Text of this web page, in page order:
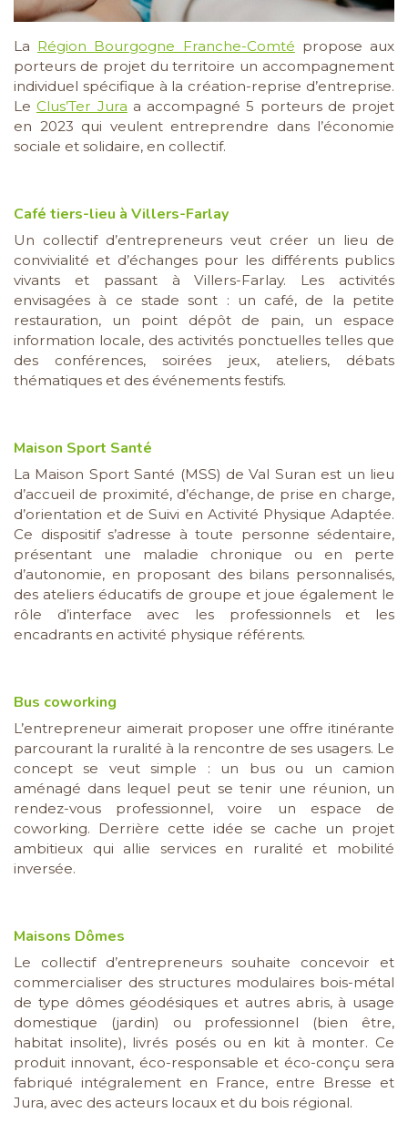
La Région Bourgogne Franche-Comté propose aux
porteurs de projet du territoire un accompagnement
individuel spécifique à la création-reprise d’entreprise.
LeClus’Ter Jura a accompagné 5 porteurs de projet
en 2023 qui veulent entreprendre dans l’économie
sociale et solidaire, en collectif.
Café tiers-lieu à Villers-Farlay
Un collectif d’entrepreneurs veut créer un lieu de
convivialité et d’échanges pour les différents publics
vivants et passant à Villers-Farlay. Les activités
envisagées à ce stade sont : un café, de la petite
restauration, un point dépôt de pain, un espace
information locale, des activités ponctuelles telles que
des conférences, soirées jeux, ateliers, débats
thématiques et des événements festifs.
Maison Sport Santé
La Maison Sport Santé (MSS) de Val Suran est un lieu
d’accueil de proximité, d’échange, de prise en charge,
d’orientation et de Suivi en Activité Physique Adaptée.
Ce dispositif s’adresse à toute personne sédentaire,
présentant une maladie chronique ou en perte
d’autonomie, en proposant des bilans personnalisés,
des ateliers éducatifs de groupe et joue également le
rôle d’interface avec les professionnels et les
encadrants en activité physique référents.
Bus coworking
L’entrepreneur aimerait proposer une offre itinérante
parcourant la ruralité à la rencontre de ses usagers. Le
concept se veut simple : un bus ou un camion
aménagé dans lequel peut se tenir une réunion, un
rendez-vous professionnel, voire un espace de
coworking. Derrière cette idée se cache un projet
ambitieux qui allie services en ruralité et mobilité
inversée.
Maisons Dômes
Le collectif d’entrepreneurs souhaite concevoir et
commercialiser des structures modulaires bois-métal
de type dômes géodésiques et autres abris, à usage
domestique (jardin) ou professionnel (bien être,
habitat insolite), livrés posés ou en kit à monter. Ce
produit innovant, éco-responsable et éco-conçu sera
fabriqué intégralement en France, entre Bresse et
Jura, avec des acteurs locaux et du bois régional.